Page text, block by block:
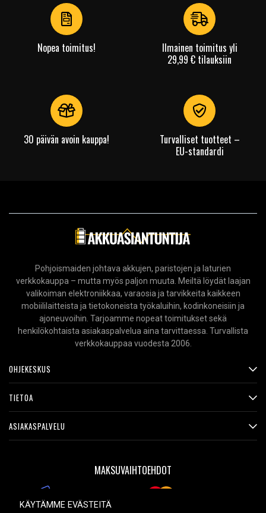
Nopea toimitus!
Ilmainen toimitus yli
29,99 € tilauksiin
30 päivän avoin kauppa!
Turvalliset tuotteet –
EU-standardi
Pohjoismaiden johtava akkujen, paristojen ja laturien
verkkokauppa – mutta myös paljon muuta. Meiltä löydät laajan
valikoiman elektroniikkaa, varaosia ja tarvikkeita kaikkeen
mobiililaitteista ja tietokoneista työkaluihin, kodinkoneisiin ja
ajoneuvoihin. Tarjoamme nopeat toimitukset sekä
henkilökohtaista asiakaspalvelua aina tarvittaessa. Turvallista
verkkokauppaa vuodesta 2006.
OHJEKESKUS
TIETOA
ASIAKASPALVELU
MAKSUVAIHTOEHDOT
KÄYTÄMME EVÄSTEITÄ